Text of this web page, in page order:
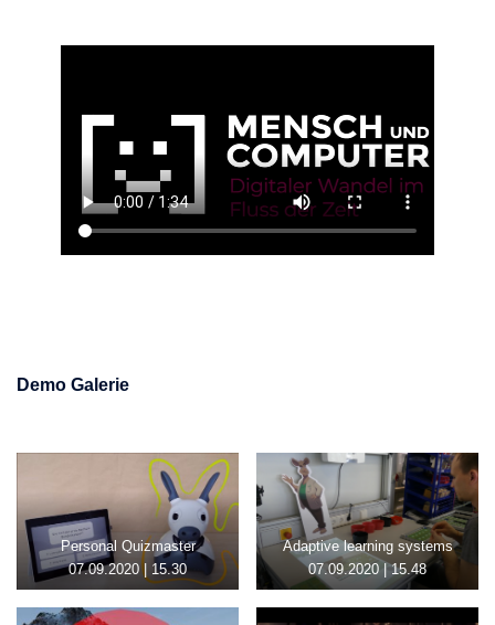
Demo Galerie
Personal Quizmaster
07.09.2020 | 15.30
Adaptive learning systems
07.09.2020 | 15.48